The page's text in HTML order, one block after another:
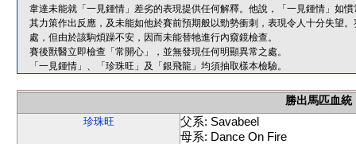
韋達未能就「一見鍾情」差劣的表現提供任何解釋。他說，「一見鍾情」如
其力策作出反應，及未能如他於賽前預期般以勁勢衝刺，表現令人十分失望
處，但由於該駒煩躁不安，因而未能替牠進行內窺鏡檢查。
賽後獸醫立即檢查「常開心」，並無發現任何明顯異常之處。
「一見鍾情」、「珍珠旺」及「銀飛龍」均須抽取樣本檢驗。
勝出馬匹血統
珍珠旺
父系: Savabeel
母系: Dance On Fire